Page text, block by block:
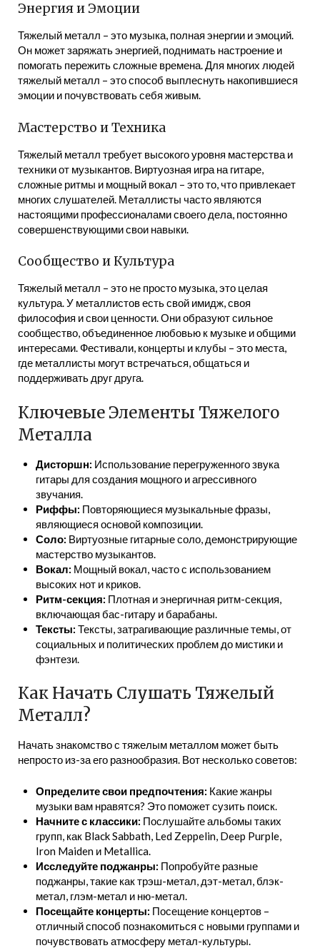
Энергия и Эмоции
Тяжелый металл – это музыка, полная энергии и эмоций.
Он может заряжать энергией, поднимать настроение и
помогать пережить сложные времена. Для многих людей
тяжелый металл – это способ выплеснуть накопившиеся
эмоции и почувствовать себя живым.
Мастерство и Техника
Тяжелый металл требует высокого уровня мастерства и
техники от музыкантов. Виртуозная игра на гитаре,
сложные ритмы и мощный вокал – это то, что привлекает
многих слушателей. Металлисты часто являются
настоящими профессионалами своего дела, постоянно
совершенствующими свои навыки.
Сообщество и Культура
Тяжелый металл – это не просто музыка, это целая
культура. У металлистов есть свой имидж, своя
философия и свои ценности. Они образуют сильное
сообщество, объединенное любовью к музыке и общими
интересами. Фестивали, концерты и клубы – это места,
где металлисты могут встречаться, общаться и
поддерживать друг друга.
Ключевые Элементы Тяжелого
Металла
Дисторшн: Использование перегруженного звука
гитары для создания мощного и агрессивного
звучания.
Риффы: Повторяющиеся музыкальные фразы,
являющиеся основой композиции.
Соло: Виртуозные гитарные соло, демонстрирующие
мастерство музыкантов.
Вокал: Мощный вокал, часто с использованием
высоких нот и криков.
Ритм-секция: Плотная и энергичная ритм-секция,
включающая бас-гитару и барабаны.
Тексты: Тексты, затрагивающие различные темы, от
социальных и политических проблем до мистики и
фэнтези.
Как Начать Слушать Тяжелый
Металл?
Начать знакомство с тяжелым металлом может быть
непросто из-за его разнообразия. Вот несколько советов:
Определите свои предпочтения: Какие жанры
музыки вам нравятся? Это поможет сузить поиск.
Начните с классики: Послушайте альбомы таких
групп, как Black Sabbath, Led Zeppelin, Deep Purple,
Iron Maiden и Metallica.
Исследуйте поджанры: Попробуйте разные
поджанры, такие как трэш-метал, дэт-метал, блэк-
метал, глэм-метал и ню-метал.
Посещайте концерты: Посещение концертов –
отличный способ познакомиться с новыми группами и
почувствовать атмосферу метал-культуры.